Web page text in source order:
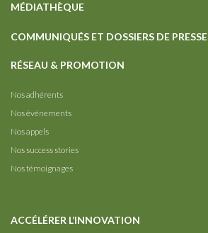
MÉDIATHÈQUE
COMMUNIQUÉS ET DOSSIERS DE PRESSE
RÉSEAU & PROMOTION
Nos adhérents
Nos événements
Nos appels
Nos success stories
Nos témoignages
ACCÉLÉRER L’INNOVATION